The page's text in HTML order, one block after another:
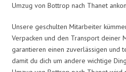
Umzug von Bottrop nach Thanet
Unsere geschulten Mitarbeiter
Verpacken und den Transport deiner
garantieren einen zuverlässigen und
damit du dich um andere wichtige